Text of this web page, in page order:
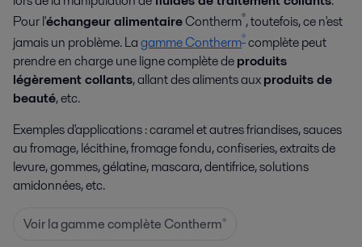
Pour l'échangeur alimentaireContherm®, toutefois, ce n'est
jamais un problème. Lagamme Contherm®complète peut
prendre en charge une ligne complète deproduits
légèrement collants, allant des aliments auxproduits de
beauté, etc.
Exemples d'applications : caramel et autres friandises, sauces
au fromage, lécithine, fromage fondu, confiseries, extraits de
levure, gommes, gélatine, mascara, dentifrice, solutions
amidonnées, etc.
Voir la gamme complète Contherm®